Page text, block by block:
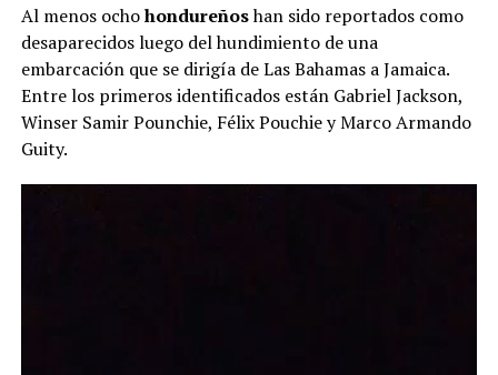
Al menos ochohondureñoshan sido reportados como
desaparecidos luego del hundimiento de una
embarcación que se dirigía de Las Bahamas a Jamaica.
Entre los primeros identificados están Gabriel Jackson,
Winser Samir Pounchie, Félix Pouchie y Marco Armando
Guity.